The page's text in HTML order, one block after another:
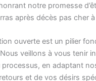
notre promesse
après décès pas cher
ouverte est un pilier
veillons à vous tenir
processus, en adaptant
et de vos désirs